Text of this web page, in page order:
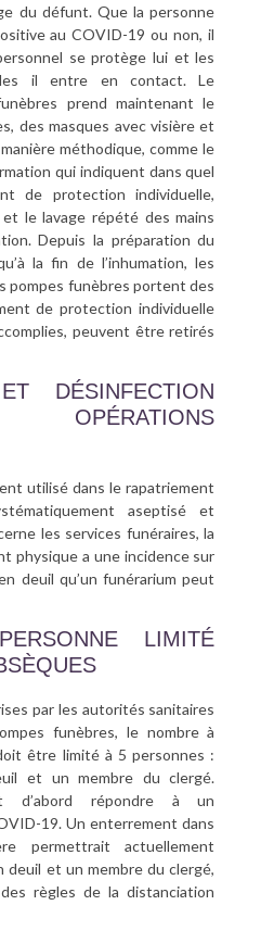
du défunt. Que la personne
au COVID-19 ou non, il
se protège lui et les
il entre en contact. Le
prend maintenant le
des masques avec visière et
méthodique, comme le
qui indiquent dans quel
de protection individuelle,
et le lavage répété des mains
Depuis la préparation du
la fin de l’inhumation, les
pompes funèbres portent des
de protection individuelle
peuvent être retirés
DÉSINFECTION
utilisé dans le rapatriement
aseptisé et
les services funéraires, la
physique a une incidence sur
deuil qu’un funérarium peut
LIMITÉ
par les autorités sanitaires
funèbres, le nombre à
être limité à 5 personnes :
et un membre du clergé.
d’abord répondre à un
19. Un enterrement dans
permettrait actuellement
deuil et un membre du clergé,
règles de la distanciation